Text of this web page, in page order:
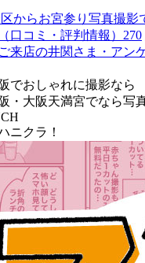
からお宮参り写真撮影
口コミ・評判情報）270
来店の井関さま・アン
でおしゃれに撮影なら
・大阪天満宮でなら写
ニクラ！